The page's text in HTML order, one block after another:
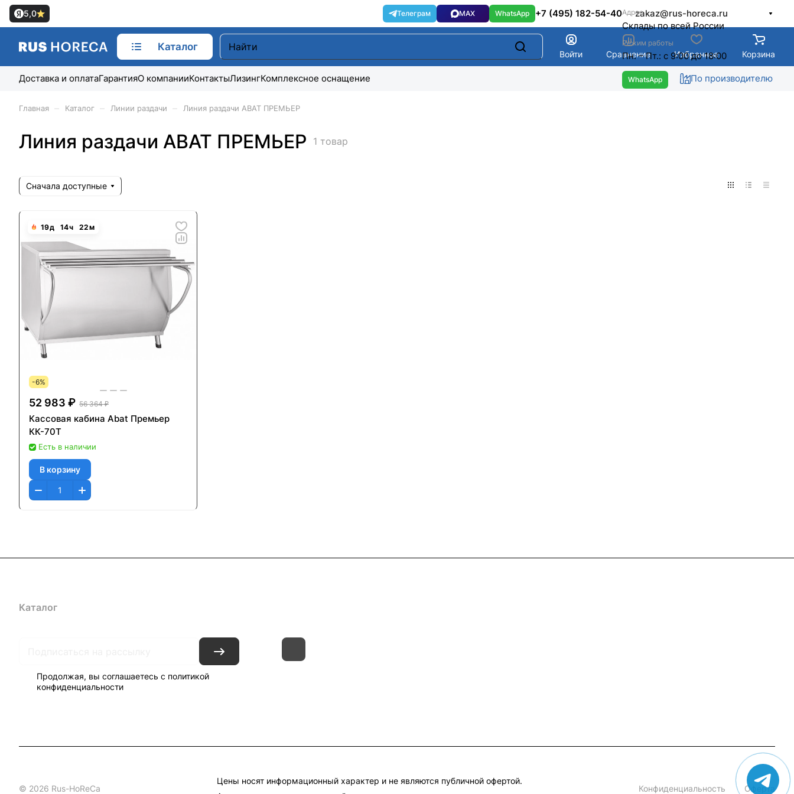
5,0 zakaz@rus-horeca.ru
+7 (495) 182-54-40Адрес
Cклады по всей России
Режим работы
Пн. – Пт.: с 9:00 до 18:00
Каталог
Войти Сравнение Избранное Корзина
Доставка и оплатаГарантияО компанииКонтактыЛизингКомплексное оснащение По производителю
Главная Каталог Линии раздачи Линия раздачи ABAT ПРЕМЬЕР
Линия раздачи ABAT ПРЕМЬЕР 1 товар
Сначала доступные
19д 14ч 22м
-6%
52 983 ₽ 56 364 ₽
Кассовая кабина Abat Премьер
КК-70Т
Есть в наличии
В корзину
Каталог
Продолжая, вы соглашаетесь с политикой
конфиденциальности
© 2026 Rus-HoReCa
Цены носят информационный характер и не являются публичной офертой.
Конфиденциальность Оферта